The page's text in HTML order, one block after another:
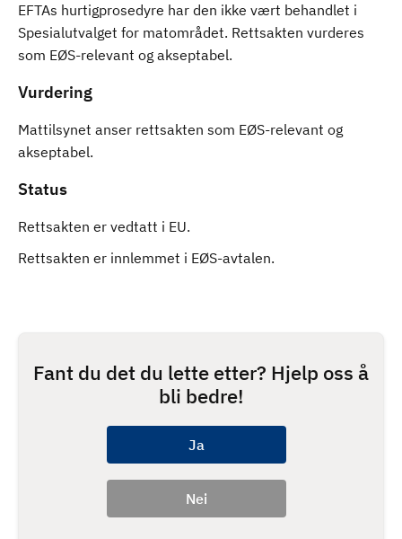
EFTAs hurtigprosedyre har den ikke vært behandlet i
Spesialutvalget for matområdet. Rettsakten vurderes
som EØS-relevant og akseptabel.
Vurdering
Mattilsynet anser rettsakten som EØS-relevant og
akseptabel.
Status
Rettsakten er vedtatt i EU.
Rettsakten er innlemmet i EØS-avtalen.
Fant du det du lette etter? Hjelp oss å
bli bedre!